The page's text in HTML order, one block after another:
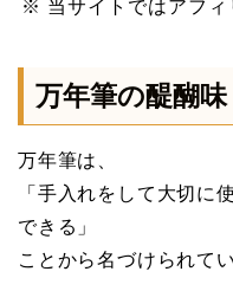
※ 当サイトではアフィ
万年筆の醍醐味
万年筆は、
「手入れをして大切に
できる」
ことから名づけられて